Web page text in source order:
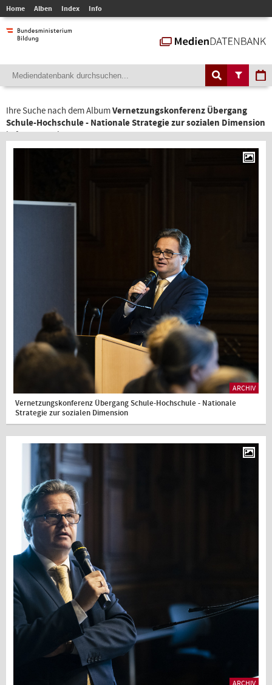
Home Alben Index Info
Ihre Suche nach dem AlbumVernetzungskonferenz Übergang
Schule-Hochschule - Nationale Strategie zur sozialen Dimension
liefert 40 Ergebnisse.
ARCHIV
Vernetzungskonferenz Übergang Schule-Hochschule - Nationale
Strategie zur sozialen Dimension